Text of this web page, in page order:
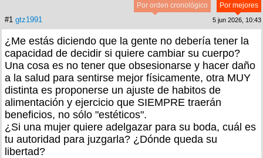
Por mejores
Por orden cronológico
#1 gtz1991 5 jun 2026, 10:43
¿Me estás diciendo que la gente no debería tener la
capacidad de decidir si quiere cambiar su cuerpo?
Una cosa es no tener que obsesionarse y hacer daño
a la salud para sentirse mejor físicamente, otra MUY
distinta es proponerse un ajuste de habitos de
alimentación y ejercicio que SIEMPRE traerán
beneficios, no sólo "estéticos".
¿Si una mujer quiere adelgazar para su boda, cuál es
tu autoridad para juzgarla? ¿Dónde queda su
libertad?